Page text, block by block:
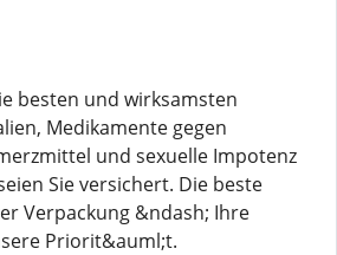
besten und wirksamsten
Medikamente gegen
und sexuelle Impotenz
Sie versichert. Die beste
Verpackung &ndash; Ihre
Priorit&auml;t.